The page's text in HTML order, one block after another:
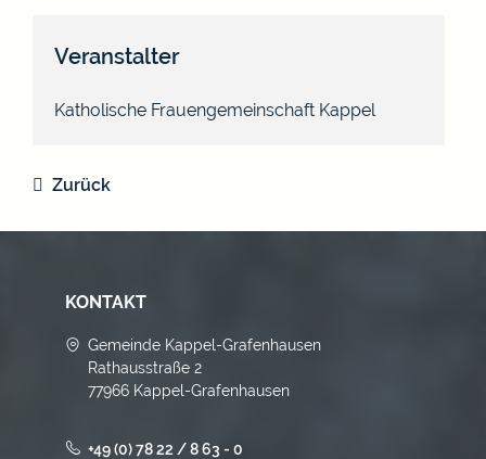
Veranstalter
Katholische Frauengemeinschaft Kappel
Zurück
KONTAKT
Gemeinde Kappel-Grafenhausen
Rathausstraße 2
77966 Kappel-Grafenhausen
+49 (0) 78 22 / 8 63 - 0